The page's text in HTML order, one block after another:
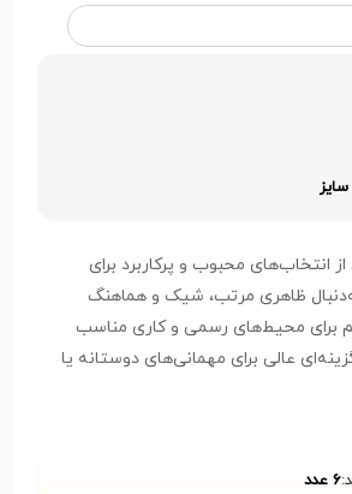
انتخاب‌های محبوب و پرکاربرد برای
ظاهری مرتب، شیک و هماهنگ
برای محیط‌های رسمی و کاری مناسب
عالی برای مهمانی‌های دوستانه یا
6 عدد